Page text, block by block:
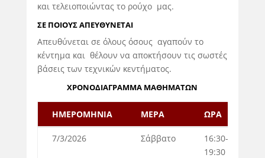
και τελειοποιώντας το ρούχο μας.
ΣΕ ΠΟΙΟΥΣ ΑΠΕΥΘΥΝΕΤΑΙ
Απευθύνεται σε όλους όσους αγαπούν το
κέντημα και θέλουν να αποκτήσουν τις σωστές
βάσεις των τεχνικών κεντήματος.
ΧΡΟΝΟΔΙΑΓΡΑΜΜΑ ΜΑΘΗΜΑΤΩΝ
ΗΜΕΡΟΜΗΝΙΑ ΜΕΡΑ ΩΡΑ
ΗΜΕΡΟΜΗΝΙΑ
ΜΕΡΑ ΩΡΑ
7/3/2026 Σάββατο
16:30-
19:30